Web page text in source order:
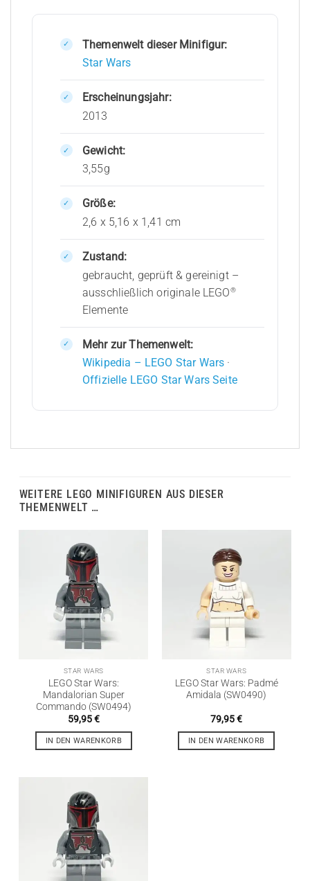
Themenwelt dieser Minifigur:
Star Wars
Erscheinungsjahr:
2013
Gewicht:
3,55g
Größe:
2,6 x 5,16 x 1,41 cm
Zustand:
gebraucht, geprüft & gereinigt –
ausschließlich originale LEGO®
Elemente
Mehr zur Themenwelt:
Wikipedia – LEGO Star Wars ·
Offizielle LEGO Star Wars Seite
WEITERE LEGO MINIFIGUREN AUS DIESER
THEMENWELT …
STAR WARS
LEGO Star Wars:
Mandalorian Super
Commando (SW0494)
59,95€
IN DEN WARENKORB
STAR WARS
LEGO Star Wars: Padmé
Amidala (SW0490)
79,95€
IN DEN WARENKORB